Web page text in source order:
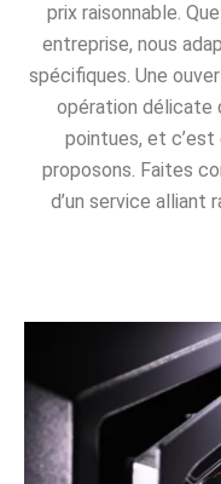
prix raisonnable.
entreprise, nous
spécifiques. Une
opération délicate
pointues, et
proposons. Faites
d’un service alliant